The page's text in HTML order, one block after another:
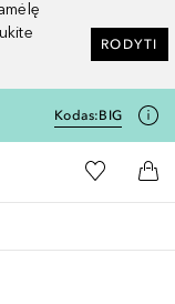
RODYTI
Kodas:BIG
Douglas pagrindinį
Į mano
Į